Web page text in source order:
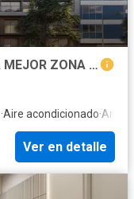
DEPARATAMENTO DE LUJO EN LA MEJOR ZONA DE MIRAFLORES
·Aire acondicionado·
Ver en detalle